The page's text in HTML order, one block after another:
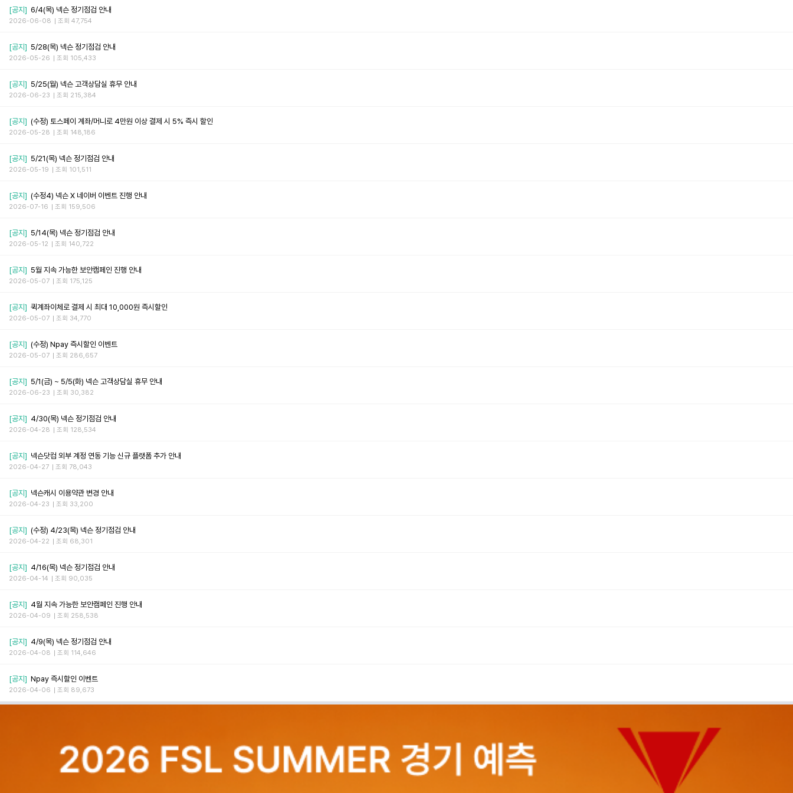
[공지] 6/4(목) 넥슨 정기점검 안내
2026-06-08 조회 47,754
[공지] 5/28(목) 넥슨 정기점검 안내
2026-05-26 조회 105,433
[공지] 5/25(월) 넥슨 고객상담실 휴무 안내
2026-06-23 조회 215,384
[공지] (수정) 토스페이 계좌/머니로 4만원 이상 결제 시 5% 즉시 할인
2026-05-28 조회 148,186
[공지] 5/21(목) 넥슨 정기점검 안내
2026-05-19 조회 101,511
[공지] (수정4) 넥슨 X 네이버 이벤트 진행 안내
2026-07-16 조회 159,506
[공지] 5/14(목) 넥슨 정기점검 안내
2026-05-12 조회 140,722
[공지] 5월 지속 가능한 보안캠페인 진행 안내
2026-05-07 조회 175,125
[공지] 퀵계좌이체로 결제 시 최대 10,000원 즉시할인
2026-05-07 조회 34,770
[공지] (수정) Npay 즉시할인 이벤트
2026-05-07 조회 286,657
[공지] 5/1(금) ~ 5/5(화) 넥슨 고객상담실 휴무 안내
2026-06-23 조회 30,382
[공지] 4/30(목) 넥슨 정기점검 안내
2026-04-28 조회 128,534
[공지] 넥슨닷컴 외부 계정 연동 기능 신규 플랫폼 추가 안내
2026-04-27 조회 78,043
[공지] 넥슨캐시 이용약관 변경 안내
2026-04-23 조회 33,200
[공지] (수정) 4/23(목) 넥슨 정기점검 안내
2026-04-22 조회 68,301
[공지] 4/16(목) 넥슨 정기점검 안내
2026-04-14 조회 90,035
[공지] 4월 지속 가능한 보안캠페인 진행 안내
2026-04-09 조회 258,538
[공지] 4/9(목) 넥슨 정기점검 안내
2026-04-08 조회 114,646
[공지] Npay 즉시할인 이벤트
2026-04-06 조회 89,673